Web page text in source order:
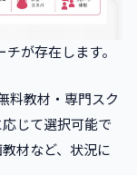
が存在します。
料教材・専門スク
じて選択可能で
材など、状況に